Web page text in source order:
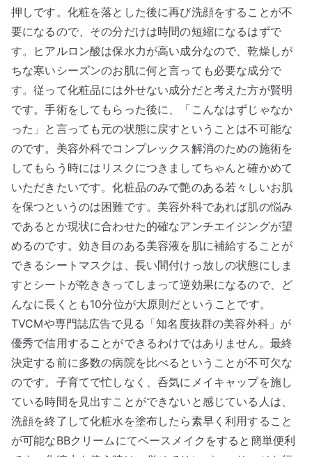
押しです。化粧を落とした後に再び洗顔をすることが不
要になるので、その分だけは時間の短縮になるはずで
す。ヒアルロン酸は保水力が高い成分なので、乾燥しが
ちな寒いシーズンのお肌に何と言っても必要な成分で
す。従って化粧品には外せない成分だと考えた方が賢明
です。手術をしてもらった後に、「こんなはずじゃなか
った」と言っても元の状態に戻すということは不可能な
のです。美容外科でコンプレックス解消のための施術を
してもらう時にはリスクにつきましてちゃんと確かめて
いただきたいです。化粧品のみで艶のある若々しいお肌
を保つというのは困難です。美容外科であれば肌の悩み
であるとか現状に合わせた的確なアンチエイジングが望
めるのです。効き目のある美容液を肌に補給することが
できるシートマスクは、長い間付けっ放しの状態にしま
すとシートが乾ききってしまって逆効果になるので、ど
んなに長くとも10分位が大原則だということです。
TVCMや専門誌広告で見る「知名度抜群の美容外科」が
優秀で信用することができるわけではありません。最終
決定する前に多数の病院を比べるということが不可欠な
のです。子育てで忙しなく、呑気にメイキャップを施し
ている時間を見出すことができないと感じている人は、
洗顔を終了して化粧水を塗布したら素早く利用すること
が可能なBBクリームにてベースメイクをすると簡単便利